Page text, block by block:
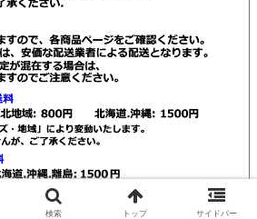
© 2021 Kendall販売店 阪神ブレーキ工業.
検索 トップ サイドバー